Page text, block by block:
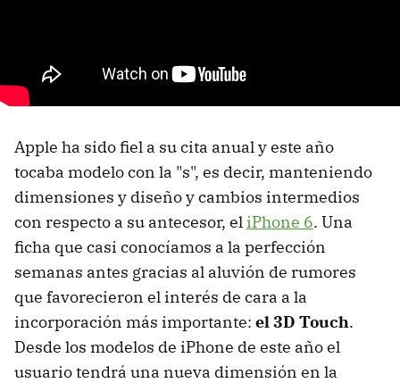
Apple ha sido fiel a su cita anual y este año
tocaba modelo con la "s", es decir, manteniendo
dimensiones y diseño y cambios intermedios
con respecto a su antecesor, el iPhone 6. Una
ficha que casi conocíamos a la perfección
semanas antes gracias al aluvión de rumores
que favorecieron el interés de cara a la
incorporación más importante: el 3D Touch.
Desde los modelos de iPhone de este año el
usuario tendrá una nueva dimensión en la